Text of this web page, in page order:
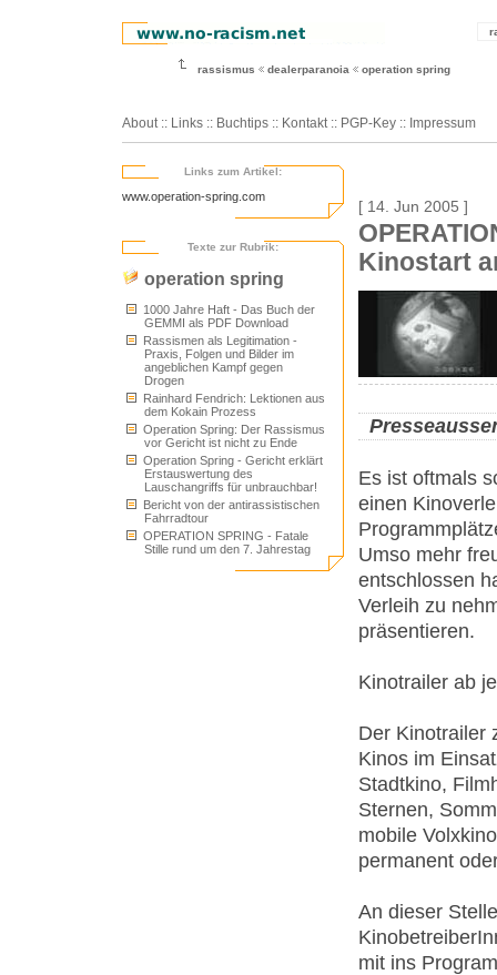
rassismus dealerparanoia operation spring
About :: Links :: Buchtips :: Kontakt :: PGP-Key :: Impressum
Links zum Artikel:
www.operation-spring.com
Texte zur Rubrik:
operation spring
1000 Jahre Haft - Das Buch der
GEMMI als PDF Download
Rassismen als Legitimation -
Praxis, Folgen und Bilder im
angeblichen Kampf gegen
Drogen
Rainhard Fendrich: Lektionen aus
dem Kokain Prozess
Operation Spring: Der Rassismus
vor Gericht ist nicht zu Ende
Operation Spring - Gericht erklärt
Erstauswertung des
Lauschangriffs für unbrauchbar!
Bericht von der antirassistischen
Fahrradtour
OPERATION SPRING - Fatale
Stille rund um den 7. Jahrestag
[ 14. Jun 2005 ]
Kinostart
Es ist oftmals
einen
Umso mehr
entschlossen
Verleih zu
präsentieren.
Kinotrailer ab
Der Kinotrailer
Kinos im
Stadtkino,
Sternen,
mobile
permanent
An dieser
mit ins